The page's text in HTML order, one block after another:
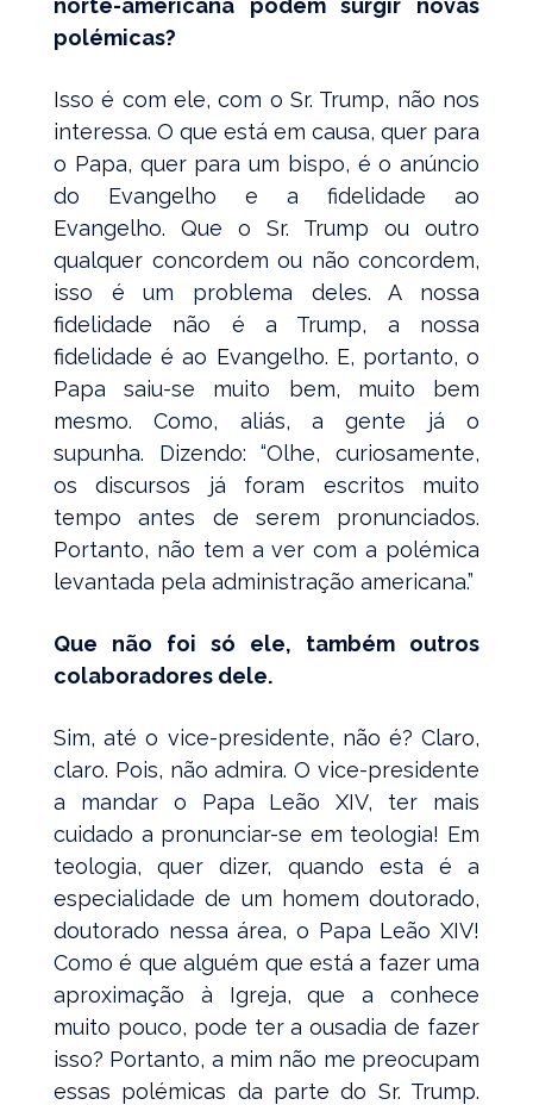
norte-americana podem surgir novas
polémicas?
Isso é com ele, com o Sr. Trump, não nos
interessa. O que está em causa, quer para
o Papa, quer para um bispo, é o anúncio
do Evangelho e a fidelidade ao
Evangelho. Que o Sr. Trump ou outro
qualquer concordem ou não concordem,
isso é um problema deles. A nossa
fidelidade não é a Trump, a nossa
fidelidade é ao Evangelho. E, portanto, o
Papa saiu-se muito bem, muito bem
mesmo. Como, aliás, a gente já o
supunha. Dizendo: “Olhe, curiosamente,
os discursos já foram escritos muito
tempo antes de serem pronunciados.
Portanto, não tem a ver com a polémica
levantada pela administração americana.”
Que não foi só ele, também outros
colaboradores dele.
Sim, até o vice-presidente, não é? Claro,
claro. Pois, não admira. O vice-presidente
a mandar o Papa Leão XIV, ter mais
cuidado a pronunciar-se em teologia! Em
teologia, quer dizer, quando esta é a
especialidade de um homem doutorado,
doutorado nessa área, o Papa Leão XIV!
Como é que alguém que está a fazer uma
aproximação à Igreja, que a conhece
muito pouco, pode ter a ousadia de fazer
isso? Portanto, a mim não me preocupam
essas polémicas da parte do Sr. Trump.